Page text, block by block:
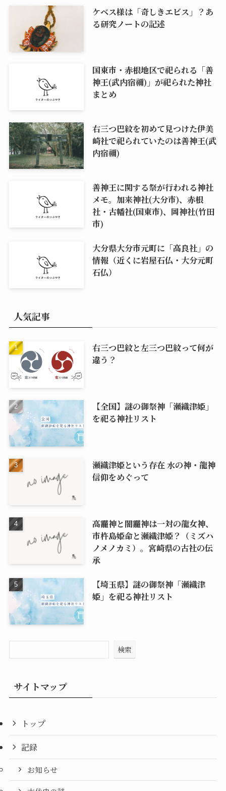
ケベス様は「奇しきエビス」？あ
る研究ノートの記述
国東市・赤根地区で祀られる「善
神王(武内宿禰)」が祀られた神社
まとめ
右三つ巴紋を初めて見つけた伊美
崎社で祀られていたのは善神王(武
内宿禰)
善神王に関する祭が行われる神社
メモ。加来神社(大分市)、赤根
社・古幡社(国東市)、岡神社(竹田
市)
大分県大分市元町に「高良社」の
情報（近くに岩屋石仏・大分元町
石仏）
人気記事
右三つ巴紋と左三つ巴紋って何が
違う？
【全国】謎の御祭神「瀬織津姫」
を祀る神社リスト
瀬織津姫という存在 水の神・龍神
信仰をめぐって
高龗神と闇龗神は一対の龍女神、
市杵島姫命と瀬織津姫？（ミズハ
ノメノカミ）。宮崎県の古社の伝
承
【埼玉県】謎の御祭神「瀬織津
姫」を祀る神社リスト
検索
サイトマップ
トップ
記録
お知らせ